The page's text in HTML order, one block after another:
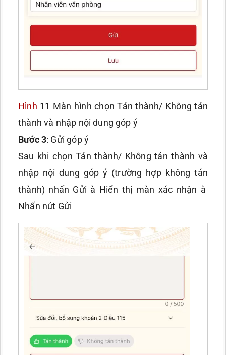
Hình 11 Màn hình chọn Tán thành/ Không tán
thành và nhập nội dung góp ý
Bước 3: Gửi góp ý
Sau khi chọn Tán thành/ Không tán thành và
nhập nội dung góp ý (trường hợp không tán
thành) nhấn Gửi à Hiển thị màn xác nhận à
Nhấn nút Gửi